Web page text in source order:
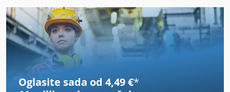
Case Ih 745 Xl
Case Ih 745 Xla
Case Ih 844 Xla
Case Ih 856 Xl
Oglasite sada od 4,49 €*